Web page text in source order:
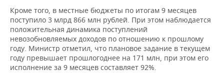
КИБЕРСПОРТ
ФИГУРНОЕ КАТАНИЕ
ВОДНЫЕ ВИДЫ СПОРТА
КУЛЬТУРА
МЕДИЦИНА
ОБРАЗОВАНИЕ
СПИСОК КОМПАНИЙ
Кроме того, в местные бюджеты по итогам 9 месяцев
поступило 3 млрд 866 млн рублей. При этом наблюдается
положительная динамика поступлений
невозобновляемых доходов по отношению к прошлому
году. Министр отметил, что плановое задание в текущем
году превышает прошлогоднее на 171 млн, при этом его
исполнение за 9 месяцев составляет 92%.